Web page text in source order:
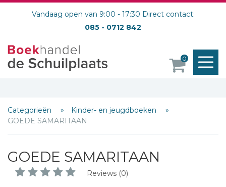
Vandaag open van 9:00 - 17:30 Direct contact:
085 - 0712 842
0
Categorieën
Kinder- en jeugdboeken
GOEDE SAMARITAAN
GOEDE SAMARITAAN
Reviews (0)